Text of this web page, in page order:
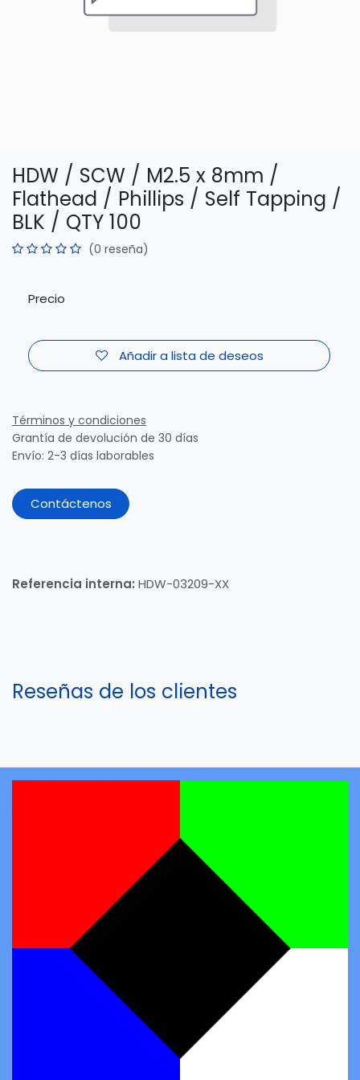
HDW / SCW / M2.5 x 8mm /
Flathead / Phillips / Self Tapping /
BLK / QTY 100
(0 reseña)
Añadir a lista de deseos
Precio
Términos y condiciones
Grantía de devolución de 30 días
Envío: 2-3 días laborables
Contáctenos
Referencia interna: HDW-03209-XX
Reseñas de los clientes